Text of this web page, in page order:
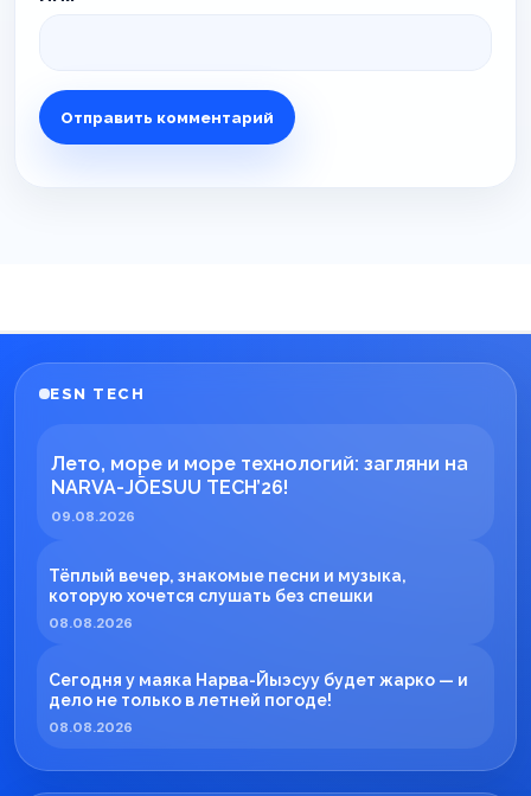
ESN TECH
Лето, море и море технологий: загляни на
NARVA-JÕESUU TECH’26!
09.08.2026
Тёплый вечер, знакомые песни и музыка,
которую хочется слушать без спешки
08.08.2026
Сегодня у маяка Нарва-Йыэсуу будет жарко — и
дело не только в летней погоде!
08.08.2026